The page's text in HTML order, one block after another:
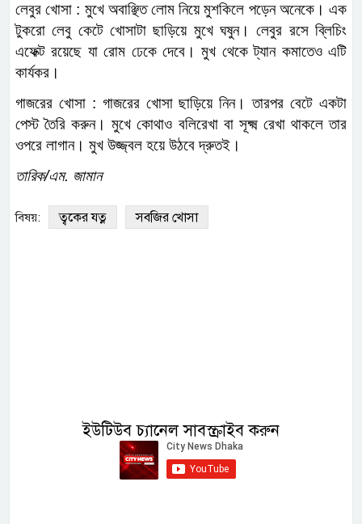
লেবুর খোসা : মুখে অবাঞ্ছিত লোম নিয়ে মুশকিলে পড়েন অনেকে। এক
টুকরো লেবু কেটে খোসাটা ছাড়িয়ে মুখে ঘষুন। লেবুর রসে ব্লিচিং
এফেক্ট রয়েছে যা রোম ঢেকে দেবে। মুখ থেকে ট্যান কমাতেও এটি
কার্যকর।
গাজরের খোসা : গাজরের খোসা ছাড়িয়ে নিন। তারপর বেটে একটা
পেস্ট তৈরি করুন। মুখে কোথাও বলিরেখা বা সূক্ষ্ম রেখা থাকলে তার
ওপরে লাগান। মুখ উজ্জ্বল হয়ে উঠবে দ্রুতই।
তারিক/এম. জামান
বিষয়: ত্বকের যত্ন সবজির খোসা
ইউটিউব চ্যানেল সাবস্ক্রাইব করুন